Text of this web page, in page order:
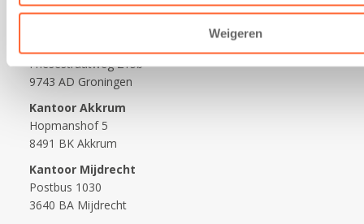
Weigeren
Contact
Friesestraatweg 215b
9743 AD Groningen
Kantoor Akkrum
Hopmanshof 5
8491 BK Akkrum
Kantoor Mijdrecht
Postbus 1030
3640 BA Mijdrecht